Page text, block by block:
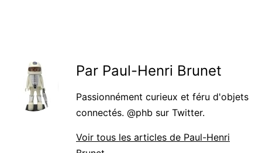
Par Paul-Henri Brunet
Passionnément curieux et féru d'objets
connectés. @phb sur Twitter.
Voir tous les articles de Paul-Henri